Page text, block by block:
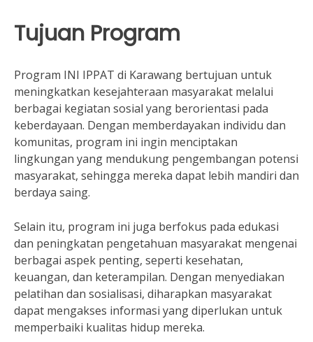
Tujuan Program
Program INI IPPAT di Karawang bertujuan untuk
meningkatkan kesejahteraan masyarakat melalui
berbagai kegiatan sosial yang berorientasi pada
keberdayaan. Dengan memberdayakan individu dan
komunitas, program ini ingin menciptakan
lingkungan yang mendukung pengembangan potensi
masyarakat, sehingga mereka dapat lebih mandiri dan
berdaya saing.
Selain itu, program ini juga berfokus pada edukasi
dan peningkatan pengetahuan masyarakat mengenai
berbagai aspek penting, seperti kesehatan,
keuangan, dan keterampilan. Dengan menyediakan
pelatihan dan sosialisasi, diharapkan masyarakat
dapat mengakses informasi yang diperlukan untuk
memperbaiki kualitas hidup mereka.